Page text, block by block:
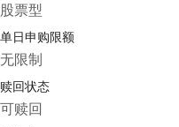
股票型
单日申购限额
无限制
赎回状态
可赎回